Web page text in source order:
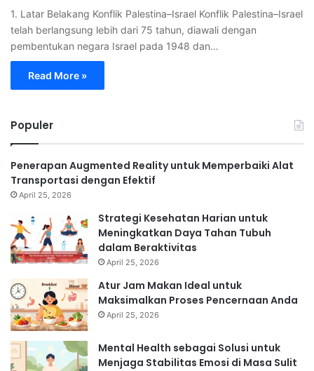
1. Latar Belakang Konflik Palestina–Israel Konflik Palestina–Israel
telah berlangsung lebih dari 75 tahun, diawali dengan
pembentukan negara Israel pada 1948 dan…
Read More »
Populer
Penerapan Augmented Reality untuk Memperbaiki Alat
Transportasi dengan Efektif
April 25, 2026
Strategi Kesehatan Harian untuk
Meningkatkan Daya Tahan Tubuh
dalam Beraktivitas
April 25, 2026
Atur Jam Makan Ideal untuk
Maksimalkan Proses Pencernaan Anda
April 25, 2026
Mental Health sebagai Solusi untuk
Menjaga Stabilitas Emosi di Masa Sulit